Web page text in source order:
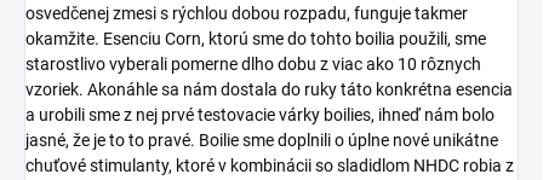
osvedčenej zmesi s rýchlou dobou rozpadu, funguje takmer
okamžite. Esenciu Corn, ktorú sme do tohto boilia použili, sme
starostlivo vyberali pomerne dlho dobu z viac ako 10 rôznych
vzoriek. Akonáhle sa nám dostala do ruky táto konkrétna esencia
a urobili sme z nej prvé testovacie várky boilies, ihneď nám bolo
jasné, že je to to pravé. Boilie sme doplnili o úplne nové unikátne
chuťové stimulanty, ktoré v kombinácii so sladidlom NHDC robia z